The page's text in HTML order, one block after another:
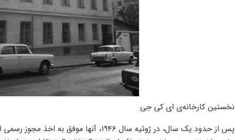
نخستین کارخانه‌ی ای کی جی
پس از حدود یک سال، در ژوئیه سال ۱۹۴۶، آنها